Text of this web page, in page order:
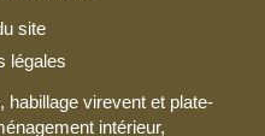
site
légales
habillage virevent et plate-
intérieur,